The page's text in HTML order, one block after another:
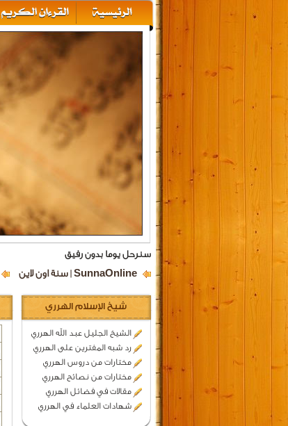
سنرحل يوما بدون رفيق
SunnaOnline | سنة اون لاين
شيخ الإسلام الهرري
الشيخ الجليل عبد الله الهرري
رد شبه المفترين على الهرري
مختارات من دروس الهرري
مختارات من نصائح الهرري
مقالات في فضائل الهرري
شهادات العلماء في الهرري